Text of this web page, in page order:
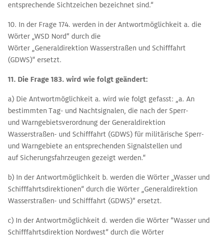
entsprechende Sichtzeichen bezeichnet sind.“
10. In der Frage 174. werden in der Antwortmöglichkeit a. die
Wörter „WSD Nord“ durch die
Wörter „Generaldirektion Wasserstraßen und Schifffahrt
(GDWS)“ ersetzt.
11. Die Frage 183. wird wie folgt geändert:
a) Die Antwortmöglichkeit a. wird wie folgt gefasst: „a. An
bestimmten Tag- und Nachtsignalen, die nach der Sperr-
und Warngebietsverordnung der Generaldirektion
Wasserstraßen- und Schifffahrt (GDWS) für militärische Sperr-
und Warngebiete an entsprechenden Signalstellen und
auf Sicherungsfahrzeugen gezeigt werden.“
b) In der Antwortmöglichkeit b. werden die Wörter „Wasser und
Schifffahrtsdirektionen“ durch die Wörter „Generaldirektion
Wasserstraßen- und Schifffahrt (GDWS)“ ersetzt.
c) In der Antwortmöglichkeit d. werden die Wörter “Wasser und
Schifffahrtsdirektion Nordwest“ durch die Wörter